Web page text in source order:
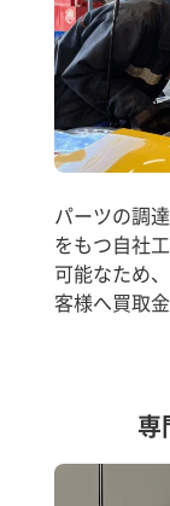
パーツの調
をもつ自社
可能なため
客様へ買取
専